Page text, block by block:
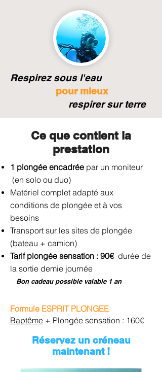
Respirez sous l'eau
pour mieux
respirer sur terre
Ce que contient la
prestation
1 plongée encadrée par un moniteur
(en solo ou duo)
Matériel complet adapté aux
conditions de plongée et à vos
besoins
Transport sur les sites de plongée
(bateau + camion)
Tarif plongée sensation : 90€ durée de
la sortie demie journée
Bon cadeau possible valable 1 an
Formule ESPRIT PLONGEE
Baptême + Plongée sensation : 160€
Réservez un créneau
maintenant !